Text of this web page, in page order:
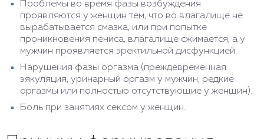
Проблемы во время фазы возбуждения
проявляются у женщин тем, что во влагалище не
вырабатывается смазка, или при попытке
проникновения пениса, влагалище сжимается, а у
мужчин проявляется эректильной дисфункцией.
Нарушения фазы оргазма (преждевременная
эякуляция, уринарный оргазм у мужчин, редкие
оргазмы или полностью отсутствующие у женщин).
Боль при занятиях сексом у женщин.